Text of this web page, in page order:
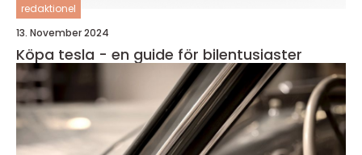
redaktionel
13. November 2024
Köpa tesla - en guide för bilentusiaster